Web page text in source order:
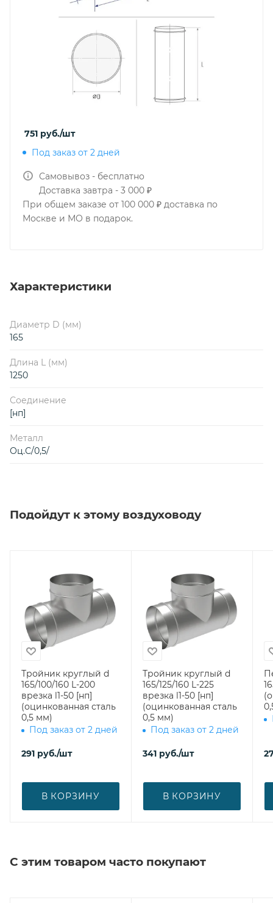
751 руб./шт
Под заказ от 2 дней
Самовывоз - бесплатно
Доставка завтра - 3 000 ₽
При общем заказе от 100 000 ₽ доставка по
Москве и МО в подарок.
Характеристики
Диаметр D (мм)
165
Длина L (мм)
1250
Соединение
[нп]
Металл
Оц.С/0,5/
Подойдут к этому воздуховоду
Тройник круглый d
165/100/160 L-200
врезка l1-50 [нп]
(оцинкованная сталь
0,5 мм)
Под заказ от 2 дней
291 руб./шт
В КОРЗИНУ
Тройник круглый d
165/125/160 L-225
врезка l1-50 [нп]
(оцинкованная сталь
0,5 мм)
Под заказ от 2 дней
341 руб./шт
В КОРЗИНУ
С этим товаром часто покупают